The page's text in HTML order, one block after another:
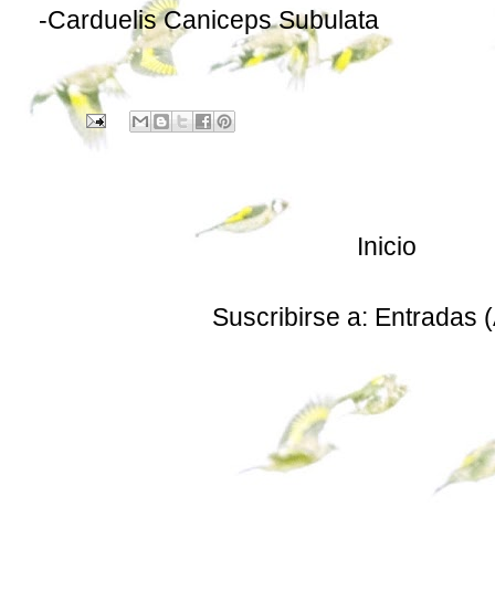
-Carduelis Caniceps Subulata
Inicio
Suscribirse a: Entradas